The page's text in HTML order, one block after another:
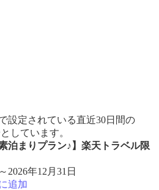
設定されている直近30日間の
しています。
まりプラン♪】楽天トラベル限
2026年12月31日
追加